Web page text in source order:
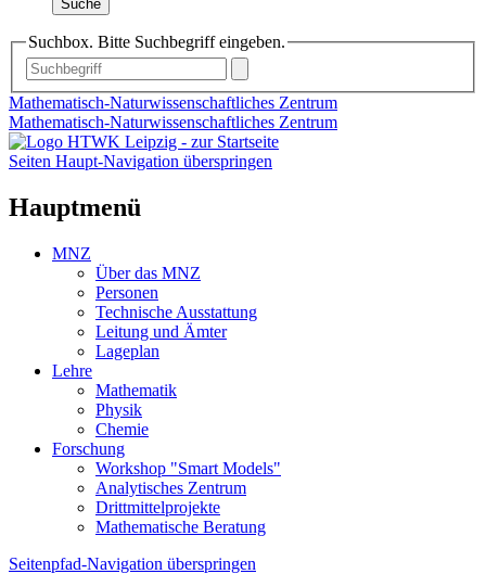
Suche
Suchbox. Bitte Suchbegriff eingeben.
Mathematisch-Naturwissenschaftliches Zentrum
Mathematisch-Naturwissenschaftliches Zentrum
Seiten Haupt-Navigation überspringen
Hauptmenü
MNZ
Über das MNZ
Personen
Technische Ausstattung
Leitung und Ämter
Lageplan
Lehre
Mathematik
Physik
Chemie
Forschung
Workshop "Smart Models"
Analytisches Zentrum
Drittmittelprojekte
Mathematische Beratung
Seitenpfad-Navigation überspringen